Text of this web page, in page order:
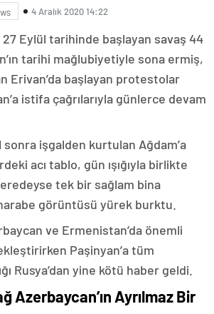
4 Aralık 2020 14:22
27 Eylül tarihinde başlayan savaş 44
tarihi mağlubiyetiyle sona ermiş,
Erivan’da başlayan protestolar
istifa çağrılarıyla günlerce devam
sonra işgalden kurtulan Ağdam’a
acı tablo, gün ışığıyla birlikte
tek bir sağlam bina
görüntüsü yürek burktu.
ve Ermenistan’da önemli
Paşinyan’a tüm
Rusya’dan yine kötü haber geldi.
Azerbaycan’ın Ayrılmaz Bir